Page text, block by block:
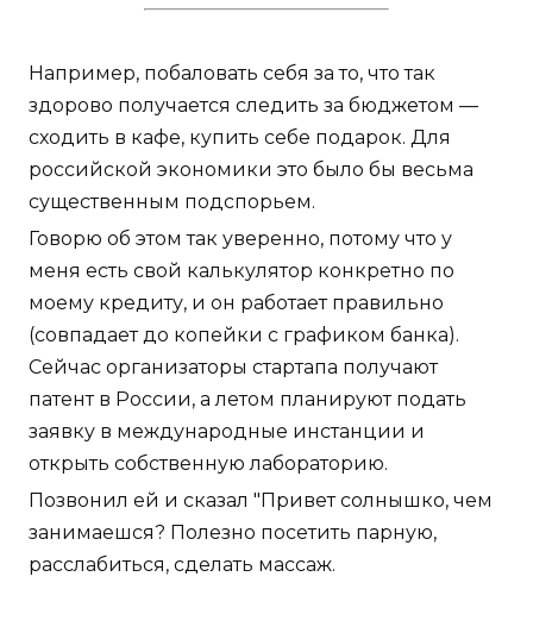
Например, побаловать себя за то, что так
здорово получается следить за бюджетом —
сходить в кафе, купить себе подарок. Для
российской экономики это было бы весьма
существенным подспорьем.
Говорю об этом так уверенно, потому что у
меня есть свой калькулятор конкретно по
моему кредиту, и он работает правильно
(совпадает до копейки с графиком банка).
Сейчас организаторы стартапа получают
патент в России, а летом планируют подать
заявку в международные инстанции и
открыть собственную лабораторию.
Позвонил ей и сказал "Привет солнышко, чем
занимаешся? Полезно посетить парную,
расслабиться, сделать массаж.